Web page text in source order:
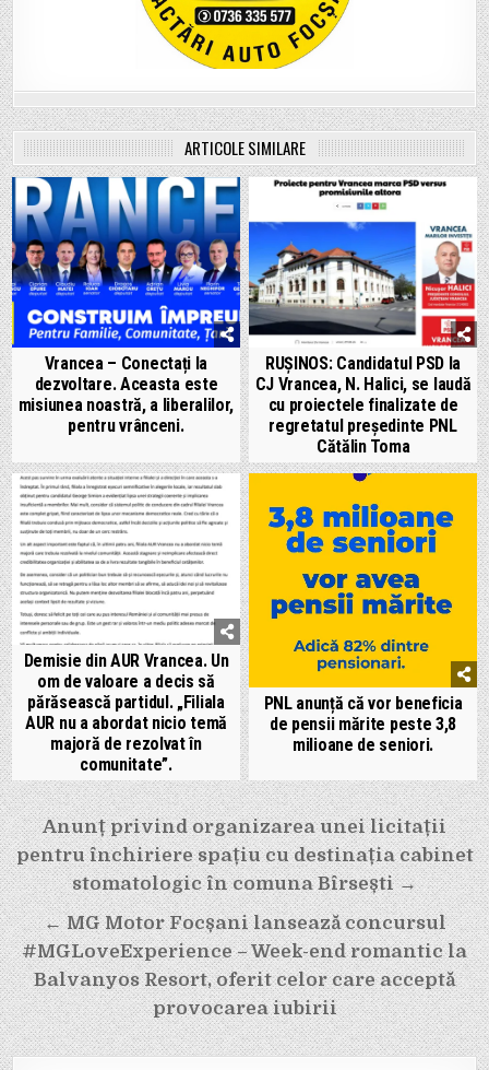
ARTICOLE SIMILARE
Vrancea – Conectați la
dezvoltare. Aceasta este
misiunea noastră, a liberalilor,
pentru vrânceni.
RUȘINOS: Candidatul PSD la
CJ Vrancea, N. Halici, se laudă
cu proiectele finalizate de
regretatul președinte PNL
Cătălin Toma
Demisie din AUR Vrancea. Un
om de valoare a decis să
părăsească partidul. „Filiala
AUR nu a abordat nicio temă
majoră de rezolvat în
comunitate”.
PNL anunță că vor beneficia
de pensii mărite peste 3,8
milioane de seniori.
Navigare
în
articole
Anunț privind organizarea unei licitații
pentru închiriere spațiu cu destinația cabinet
stomatologic în comuna Bîrsești →
← MG Motor Focșani lansează concursul
#MGLoveExperience – Week-end romantic la
Balvanyos Resort, oferit celor care acceptă
provocarea iubirii